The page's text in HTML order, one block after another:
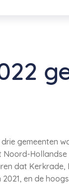
gemeenten
dat Kerkrade,
en de